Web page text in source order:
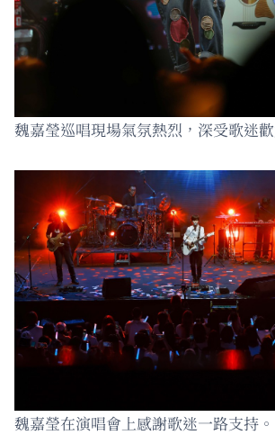
魏嘉瑩巡唱現場氣氛熱烈，深受歌迷歡
魏嘉瑩在演唱會上感謝歌迷一路支持。